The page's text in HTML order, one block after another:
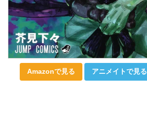
Amazonで見る アニメイトで見る